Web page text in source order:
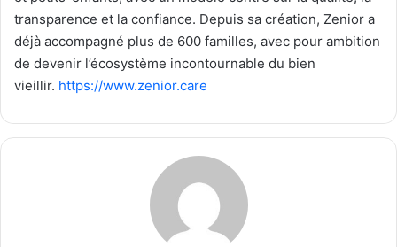
transparence et la confiance. Depuis sa création, Zenior a
déjà accompagné plus de 600 familles, avec pour ambition
de devenir l’écosystème incontournable du bien
vieillir. https://www.zenior.care